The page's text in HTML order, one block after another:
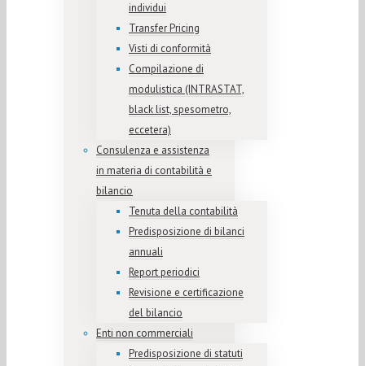
individui
Transfer Pricing
Visti di conformità
Compilazione di
modulistica (INTRASTAT,
black list, spesometro,
eccetera)
Consulenza e assistenza
in materia di contabilità e
bilancio
Tenuta della contabilità
Predisposizione di bilanci
annuali
Report periodici
Revisione e certificazione
del bilancio
Enti non commerciali
Predisposizione di statuti